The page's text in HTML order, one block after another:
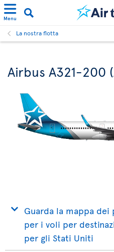
Menu
La nostra flotta
Airbus A321-200
Guarda la mappa dei
per i voli per
per gli Stati Uniti